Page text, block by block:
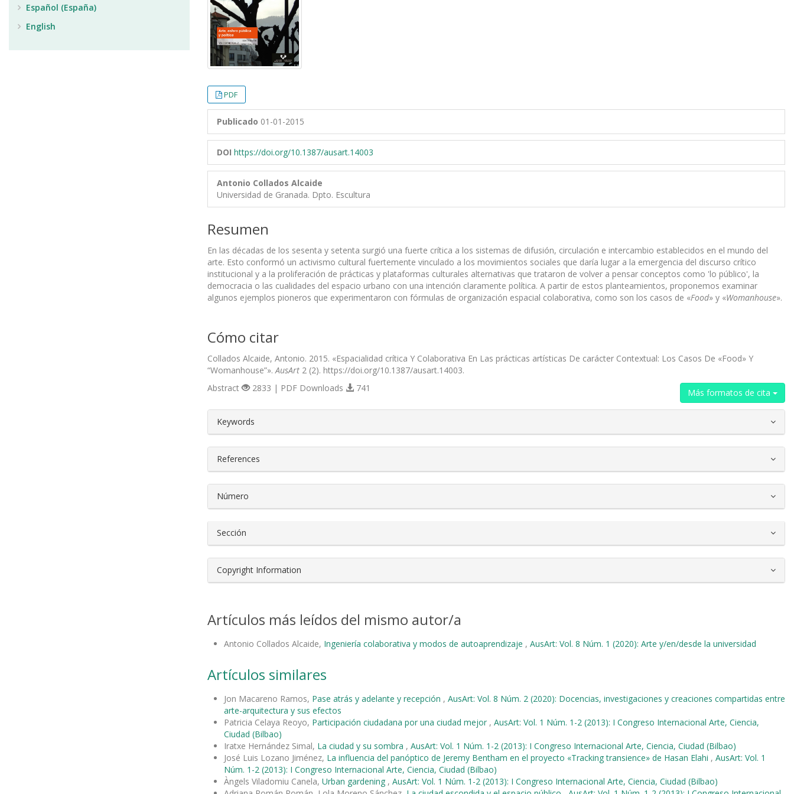
PDF
Publicado 01-01-2015
DOI https://doi.org/10.1387/ausart.14003
Antonio Collados Alcaide
Universidad de Granada. Dpto. Escultura
Resumen
En las décadas de los sesenta y setenta surgió una fuerte crítica a los sistemas de difu­sión, circulación e intercambio establecidos en el mundo del
arte. Esto conformó un activismo cultural fuertemente vinculado a los movimientos sociales que daría lugar a la emergencia del discurso crítico
institucional y a la proliferación de prácticas y plataformas culturales alternativas que trataron de volver a pensar conceptos como 'lo público', la
democracia o las cualidades del espacio urbano con una intención claramente política. A partir de estos planteamientos, propo­nemos examinar
algunos ejemplos pioneros que experimentaron con fórmulas de organización espacial colaborativa, como son los casos de «Food» y «Womanhouse».
Cómo citar
Collados Alcaide, Antonio. 2015. «Espacialidad crítica Y Colaborativa En Las prácticas artísticas De carácter Contextual: Los Casos De «Food» Y
“Womanhouse”». AusArt 2 (2). https://doi.org/10.1387/ausart.14003.
Más formatos de cita
Abstract 2833 | PDF Downloads 741
##plugins.themes.bootstrap3.article.details##
Keywords
References
Número
Sección
Copyright Information
Artículos más leídos del mismo autor/a
Antonio Collados Alcaide, Ingeniería colaborativa y modos de autoaprendizaje , AusArt: Vol. 8 Núm. 1 (2020): Arte y/en/desde la universidad
Artículos similares
Jon Macareno Ramos, Pase atrás y adelante y recepción , AusArt: Vol. 8 Núm. 2 (2020): Docencias, investigaciones y creaciones compartidas entre
arte-arquitectura y sus efectos
Patricia Celaya Reoyo, Participación ciudadana por una ciudad mejor , AusArt: Vol. 1 Núm. 1-2 (2013): I Congreso Internacional Arte, Ciencia,
Ciudad (Bilbao)
Iratxe Hernández Simal, La ciudad y su sombra , AusArt: Vol. 1 Núm. 1-2 (2013): I Congreso Internacional Arte, Ciencia, Ciudad (Bilbao)
José Luis Lozano Jiménez, La influencia del panóptico de Jeremy Bentham en el proyecto «Tracking transience» de Hasan Elahi , AusArt: Vol. 1
Núm. 1-2 (2013): I Congreso Internacional Arte, Ciencia, Ciudad (Bilbao)
Àngels Viladomiu Canela, Urban gardening , AusArt: Vol. 1 Núm. 1-2 (2013): I Congreso Internacional Arte, Ciencia, Ciudad (Bilbao)
Español (España)
English